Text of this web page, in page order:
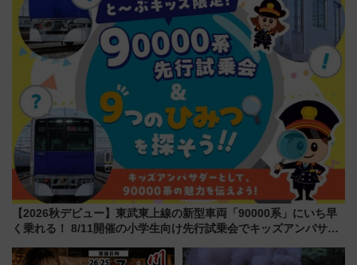
ショジオも認める『2026年に訪
れるべき世界の旅先』
【2026秋デビュー】東武東上線の新型車両「90000系」にいち早
く乗れる！ 8/11開催の小学生向け先行試乗会でキッズアンバサダ